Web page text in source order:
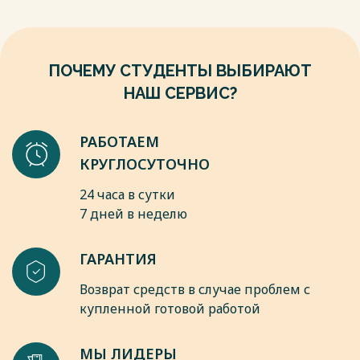
ПОЧЕМУ СТУДЕНТЫ ВЫБИРАЮТ
НАШ СЕРВИС?
РАБОТАЕМ
КРУГЛОСУТОЧНО
24 часа в сутки
7 дней в неделю
ГАРАНТИЯ
Возврат средств в случае проблем с
купленной готовой работой
МЫ ЛИДЕРЫ